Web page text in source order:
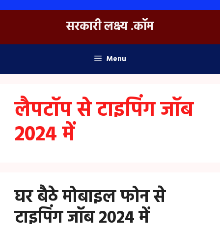
Skip
सरकारी लक्ष्य .कॉम
Menu
लैपटॉप से टाइपिंग जॉब
2024 में
घर बैठे मोबाइल फोन से
टाइपिंग जॉब 2024 में